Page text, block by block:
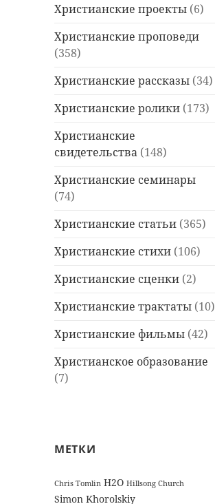
Христианские проекты (6)
Христианские проповеди
(358)
Христианские рассказы (34)
Христианские ролики (173)
Христианские
свидетельства (148)
Христианские семинары
(74)
Христианские статьи (365)
Христианские стихи (106)
Христианские сценки (2)
Христианские трактаты (10)
Христианские фильмы (42)
Христианское образование
(7)
МЕТКИ
Chris Tomlin H2O Hillsong Church
Simon Khorolskiy